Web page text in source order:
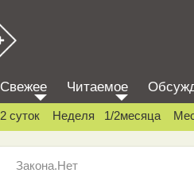
Свежее Читаемое
2 суток Неделя 1/2месяца
Закона.Нет